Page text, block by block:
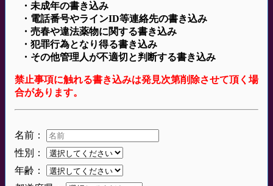
・未成年の書き込み
・電話番号やラインID等連絡先の書き込み
・売春や違法薬物に関する書き込み
・犯罪行為となり得る書き込み
・その他管理人が不適切と判断する書き込み
禁止事項に触れる書き込みは発見次第削除させて頂く場
合があります。
名前：
性別：
年齢：